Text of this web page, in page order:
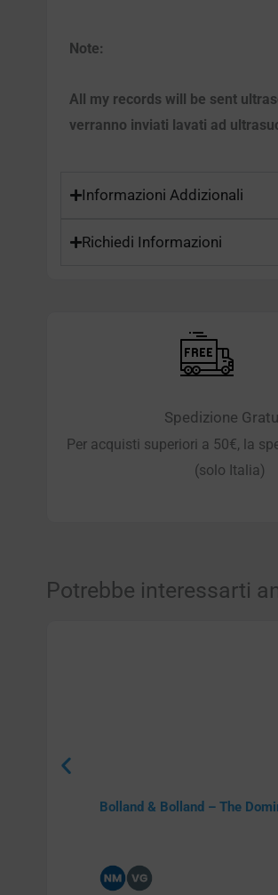
Note:
All my records will be sent
verranno inviati lavati ad
Informazioni Addizionali
Richiedi Informazioni
Spedizione
Per acquisti superiori a 50€, la
(solo Italia)
Potrebbe interessarti
Bolland & Bolland – The